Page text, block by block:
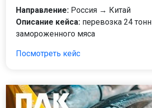
Направление: Россия → Китай
Описание кейса: перевозка 24 тонн
замороженного мяса
Посмотреть кейс